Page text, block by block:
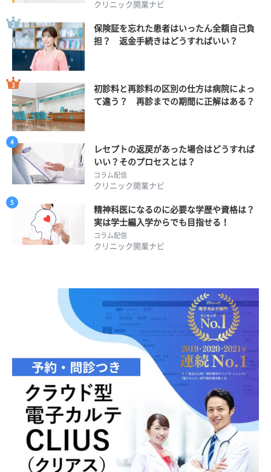
クリニック開業ナビ
保険証を忘れた患者はいったん全額自己負
担？ 返金手続きはどうすればいい？
初診料と再診料の区別の仕方は病院によっ
て違う？ 再診までの期間に正解はある？
レセプトの返戻があった場合はどうすれば
いい？そのプロセスとは？
コラム配信
クリニック開業ナビ
精神科医になるのに必要な学歴や資格は？
実は学士編入学からでも目指せる！
コラム配信
クリニック開業ナビ